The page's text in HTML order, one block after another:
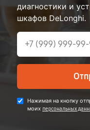
диагностики и
шкафов DeLonghi.
Нажимая на кнопку
моих персональных